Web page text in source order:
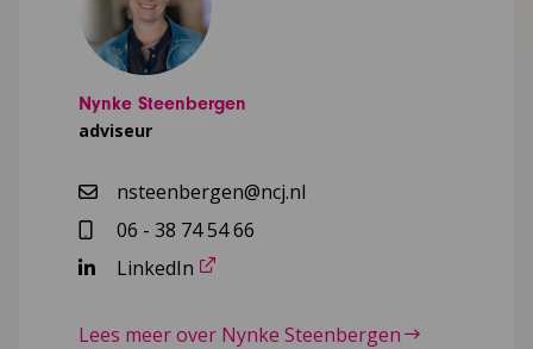
Nynke Steenbergen
adviseur
nsteenbergen@ncj.nl
06 - 38 74 54 66
LinkedIn
Lees meer over Nynke Steenbergen